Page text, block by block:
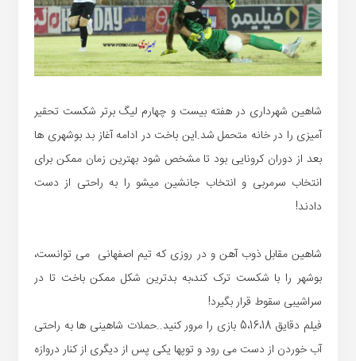
شاهین شهرداری در هفته بیست و چهارم لیگ برتر شکست تحقیر
آمیزی را در خانه متحمل شد.این باخت در ادامه آغاز بد بوشهری ها
بعد از دوران کرونایی بود تا مشخص شود بهترین زمان ممکن برای
انتخاب سرمربی و انتخاب جانشین میشو را به راحتی از دست
دادند!
شاهین مقابل ذوب آهن و در روزی که تیم اصفهانی می توانست،
بوشهر را با شکست ترک کند،به بدترین شکل ممکن باخت تا در
سراشیبی سقوط قرار بگیرد!
فیلم دقایق 5،16،18 بازی را مرور کنید..حملات شاهینی ها به راحتی
آب خوردن از دست می رود و توپها یکی پس از دیگری از کنار دروازه